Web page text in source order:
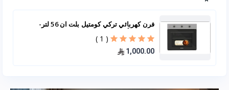
فرن كهربائي تركي كومتيل بلت ان 56 لتر-
( 1 )
1,000.00